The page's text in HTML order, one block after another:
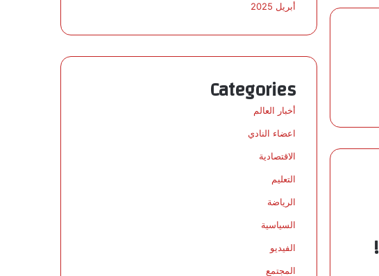
أبريل 2025
Categories
أخبار العالم
اعضاء النادي
الاقتصادية
التعليم
الرياضة
السياسية
الفيديو
المجتمع